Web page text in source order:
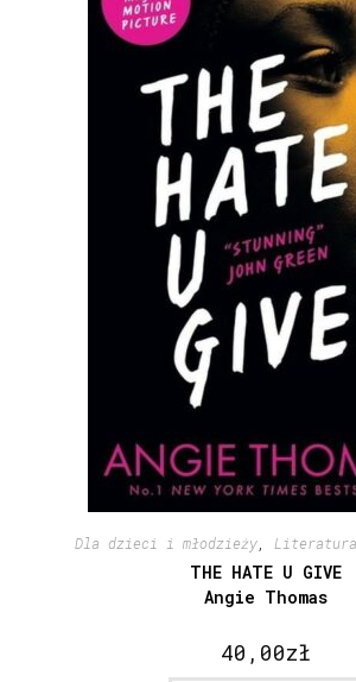
Dla dzieci i młodzieży Literatura
THE HATE U GIVE
Angie Thomas
40,00zł